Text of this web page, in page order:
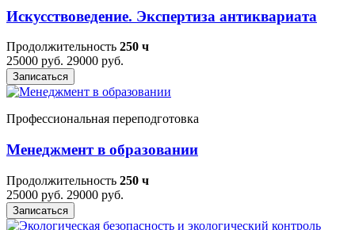
Искусствоведение. Экспертиза антиквариата
Продолжительность 250 ч
25000 руб. 29000 руб.
Записаться
Профессиональная переподготовка
Менеджмент в образовании
Продолжительность 250 ч
25000 руб. 29000 руб.
Записаться